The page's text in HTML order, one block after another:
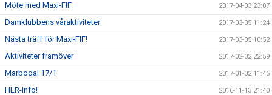
Möte med Maxi-FIF 2017-04-03 23:07
Damklubbens våraktiviteter 2017-03-05 11:24
Nästa träff för Maxi-FIF! 2017-03-05 10:52
Aktiviteter framöver 2017-02-02 22:59
Marbodal 17/1 2017-01-02 11:45
HLR-info! 2016-11-13 21:40